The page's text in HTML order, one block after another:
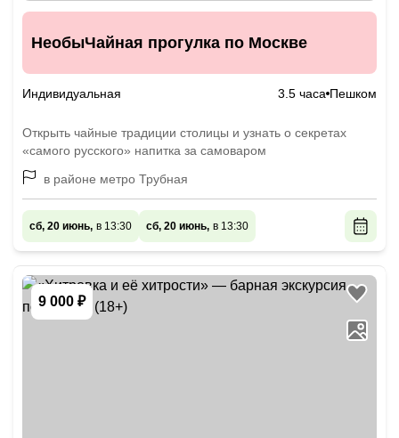
НеобыЧайная прогулка по Москве
Индивидуальная 3.5 часа Пешком
Открыть чайные традиции столицы и узнать о секретах
«самого русского» напитка за самоваром
в районе метро Трубная
сб, 20 июнь, в 13:30 сб, 20 июнь, в 13:30
9 000 ₽